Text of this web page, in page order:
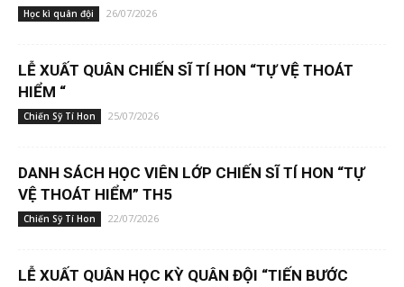
Học kì quân đội 26/07/2026
LỄ XUẤT QUÂN CHIẾN SĨ TÍ HON “TỰ VỆ THOÁT
HIỂM “
Chiến Sỹ Tí Hon 25/07/2026
DANH SÁCH HỌC VIÊN LỚP CHIẾN SĨ TÍ HON “TỰ
VỆ THOÁT HIỂM” TH5
Chiến Sỹ Tí Hon 22/07/2026
LỄ XUẤT QUÂN HỌC KỲ QUÂN ĐỘI “TIẾN BƯỚC